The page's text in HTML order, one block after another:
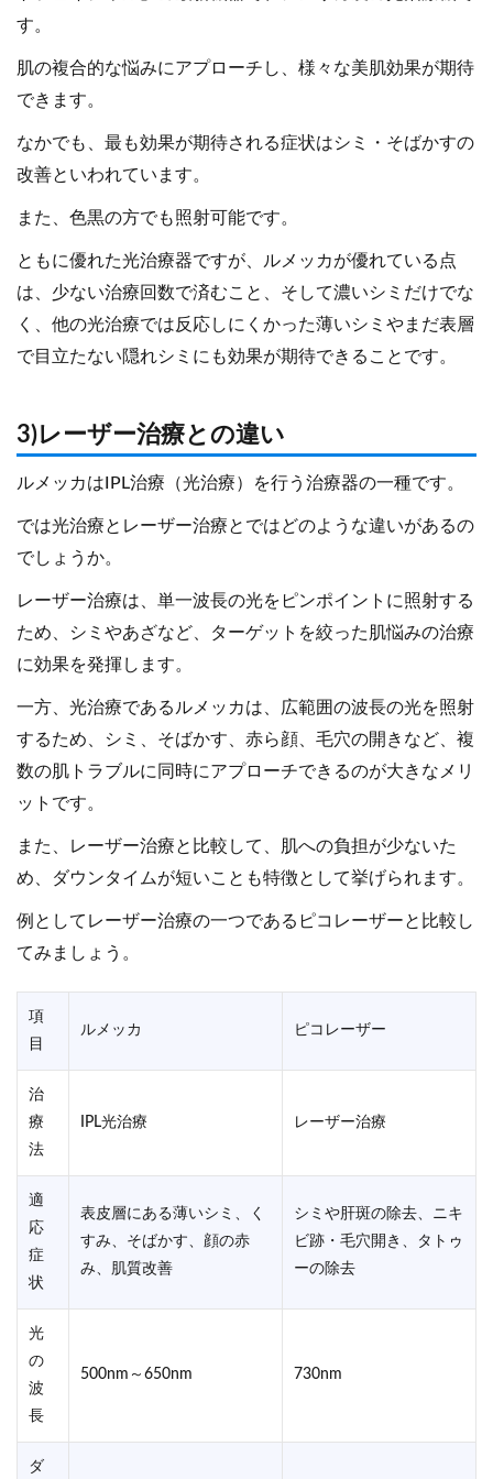
す。
肌の複合的な悩みにアプローチし、様々な美肌効果が期待
できます。
なかでも、最も効果が期待される症状はシミ・そばかすの
改善といわれています。
また、色黒の方でも照射可能です。
ともに優れた光治療器ですが、ルメッカが優れている点
は、少ない治療回数で済むこと、そして濃いシミだけでな
く、他の光治療では反応しにくかった薄いシミやまだ表層
で目立たない隠れシミにも効果が期待できることです。
3)レーザー治療との違い
ルメッカはIPL治療（光治療）を行う治療器の一種です。
では光治療とレーザー治療とではどのような違いがあるの
でしょうか。
レーザー治療は、単一波長の光をピンポイントに照射する
ため、シミやあざなど、ターゲットを絞った肌悩みの治療
に効果を発揮します。
一方、光治療であるルメッカは、広範囲の波長の光を照射
するため、シミ、そばかす、赤ら顔、毛穴の開きなど、複
数の肌トラブルに同時にアプローチできるのが大きなメリ
ットです。
また、レーザー治療と比較して、肌への負担が少ないた
め、ダウンタイムが短いことも特徴として挙げられます。
例としてレーザー治療の一つであるピコレーザーと比較し
てみましょう。
項
目
ルメッカ ピコレーザー
治
療
法
IPL光治療 レーザー治療
適
応
症
状
表皮層にある薄いシミ、く
すみ、そばかす、顔の赤
み、肌質改善
シミや肝斑の除去、ニキ
ビ跡・毛穴開き、タトゥ
ーの除去
光
の
波
長
500nm～650nm 730nm
ダ